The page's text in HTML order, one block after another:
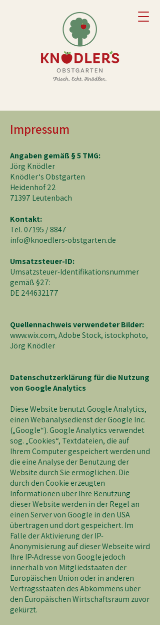
Impressum
Angaben gemäß § 5 TMG:
Jörg Knödler
Knödler‘s Obstgarten
Heidenhof 22
71397 Leutenbach
Kontakt:
Tel. 07195 / 8847
info@knoedlers-obstgarten.de
Umsatzsteuer-ID:
Umsatzsteuer-Identifikationsnummer
gemäß §27:
DE 244632177
Quellennachweis verwendeter Bilder:
www.wix.com, Adobe Stock, istockphoto,
Jörg Knödler
Datenschutzerklärung für die Nutzung
von Google Analytics
Diese Website benutzt Google Analytics,
einen Webanalysedienst der Google Inc.
(„Google“). Google Analytics verwendet
sog. „Cookies“, Textdateien, die auf
Ihrem Computer gespeichert werden und
die eine Analyse der Benutzung der
Website durch Sie ermöglichen. Die
durch den Cookie erzeugten
Informationen über Ihre Benutzung
dieser Website werden in der Regel an
einen Server von Google in den USA
übertragen und dort gespeichert. Im
Falle der Aktivierung der IP-
Anonymisierung auf dieser Webseite wird
Ihre IP-Adresse von Google jedoch
innerhalb von Mitgliedstaaten der
Europäischen Union oder in anderen
Vertragsstaaten des Abkommens über
den Europäischen Wirtschaftsraum zuvor
gekürzt.